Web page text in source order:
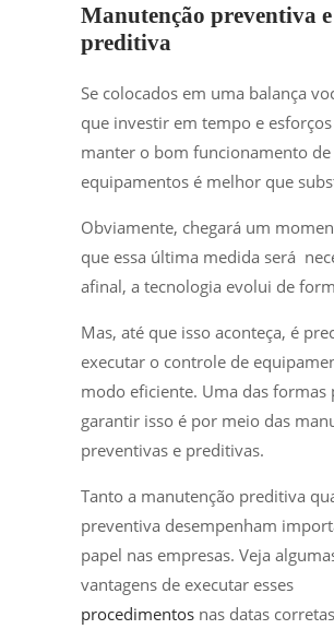
Manutenção preventiva e
preditiva
Se colocados em uma balança
que investir em tempo e
manter o bom funcionamento de
equipamentos é melhor que
Obviamente, chegará um
que essa última medida será
afinal, a tecnologia evolui de
Mas, até que isso aconteça, é
executar o controle de
modo eficiente. Uma das formas
garantir isso é por meio das
preventivas e preditivas.
Tanto a manutenção preditiva
preventiva desempenham
papel nas empresas. Veja
vantagens de executar esses
procedimentos nas datas